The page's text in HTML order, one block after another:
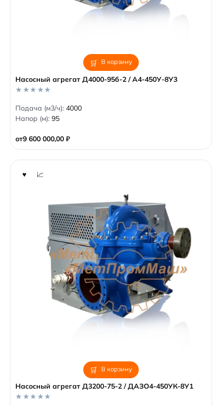
В корзину
Насосный агрегат Д4000-95б-2 / А4-450У-8У3
от9 600 000,00 ₽
0
o
u
f
5
Подача (м3/ч): 4000
Напор (м): 95
В корзину
Насосный агрегат Д3200-75-2 / ДАЗО4-450УК-8У1